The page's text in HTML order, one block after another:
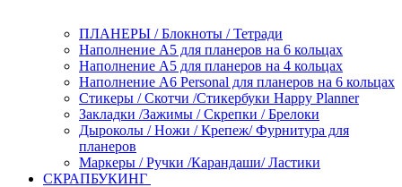
ПЛАНЕРЫ / Блокноты / Тетради
Наполнение А5 для планеров на 6 кольцах
Наполнение А5 для планеров на 4 кольцах
Наполнение А6 Personal для планеров на 6 кольцах
Стикеры / Скотчи /Стикербуки Happy Planner
Закладки /Зажимы / Скрепки / Брелоки
Дыроколы / Ножи / Крепеж/ Фурнитура для
планеров
Маркеры / Ручки /Карандаши/ Ластики
СКРАПБУКИНГ